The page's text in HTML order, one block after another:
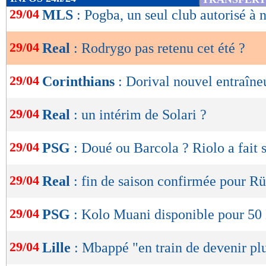
de
OK
29/04 MLS : Pogba, un seul club autorisé à
29/04 Real : Rodrygo pas retenu cet été ?
29/04 Corinthians : Dorival nouvel
29/04 Real : un intérim de Solari ?
29/04 PSG : Doué ou Barcola ? Riolo a fait
29/04 Real : fin de saison confirmée pour
29/04 PSG : Kolo Muani disponible pour 50
29/04 Lille : Mbappé "en train de devenir